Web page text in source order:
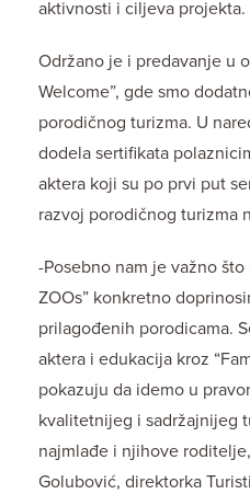
aktivnosti i ciljeva projekta.
Održano je i predavanje u
Welcome”, gde smo
porodičnog turizma. U
dodela sertifikata
aktera koji su po prvi put
razvoj porodičnog turizma
-Posebno nam je važno
ZOOs” konkretno
prilagođenih porodicama.
aktera i edukacija kroz
pokazuju da idemo u
kvalitetnijeg i sadržajnijeg
najmlađe i njihove
Golubović, direktorka